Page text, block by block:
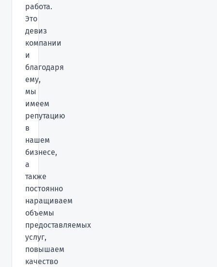
работа.
Это
девиз
компании
и
благодаря
ему,
мы
имеем
репутацию
в
нашем
бизнесе,
а
также
постоянно
наращиваем
объемы
предоставляемых
услуг,
повышаем
качество